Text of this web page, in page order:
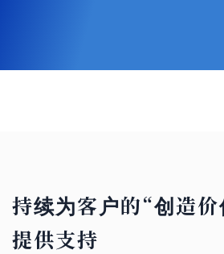
持续为客户的“创造
提供支持